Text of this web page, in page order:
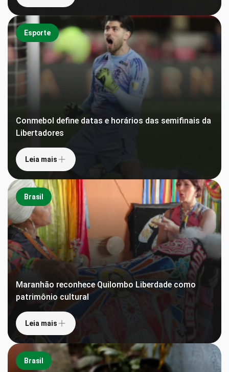
Esporte
Conmebol define datas e horários das semifinais da
Libertadores
Leia mais
Brasil
Maranhão reconhece Quilombo Liberdade como
patrimônio cultural
Leia mais
Brasil